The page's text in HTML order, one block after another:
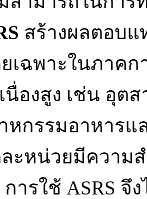
สร้างผลตอบ
เฉพาะในภาค
นื่องสูง เช่น อุต
หกรรมอาหารแ
ะหน่วยมีควา
ารใช้ ASRS